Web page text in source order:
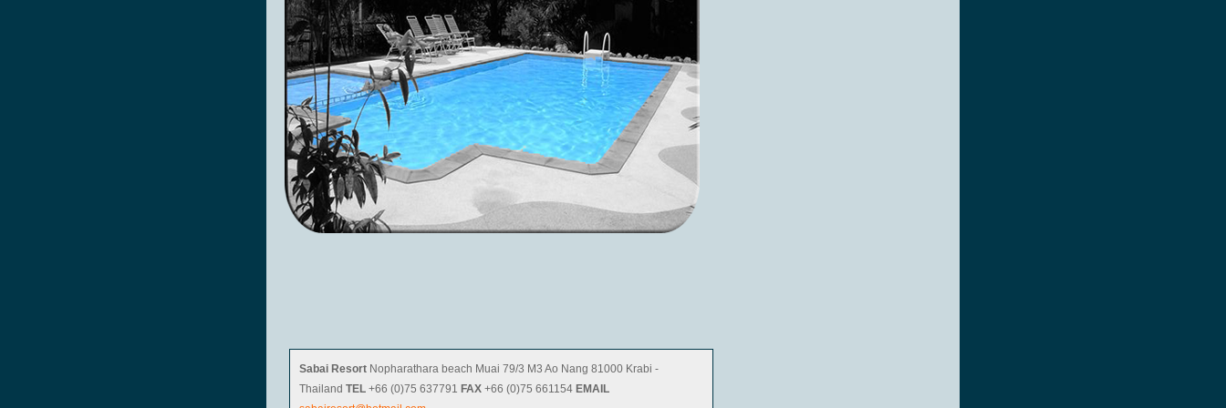
Sabai Resort Nopharathara beach Muai 79/3 M3 Ao Nang 81000 Krabi -
Thailand TEL +66 (0)75 637791 FAX +66 (0)75 661154 EMAIL